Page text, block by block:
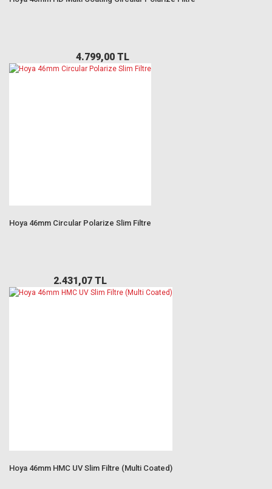
4.799,00 TL
Hoya 46mm Circular Polarize Slim Filtre
2.431,07 TL
Hoya 46mm HMC UV Slim Filtre (Multi Coated)